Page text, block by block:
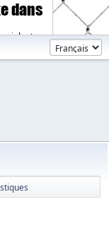
dans
violents.